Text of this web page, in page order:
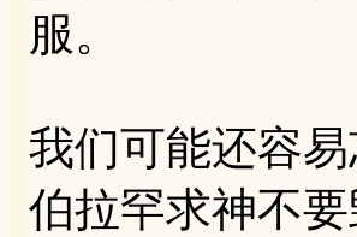
服。
我们可能还容
伯拉罕求神不